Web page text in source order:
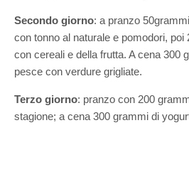
Secondo giorno: a pranzo
con tonno al naturale e pomodori,
con cereali e della frutta. A cena 300
pesce con verdure grigliate.
Terzo giorno: pranzo con 200
stagione; a cena 300 grammi di